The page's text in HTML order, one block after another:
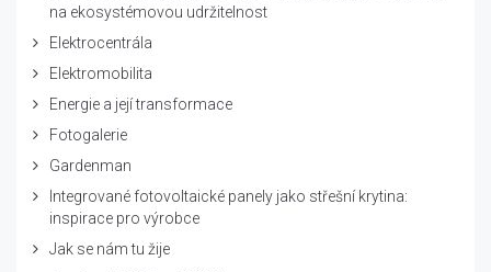
na ekosystémovou udržitelnost
Elektrocentrála
Elektromobilita
Energie a její transformace
Fotogalerie
Gardenman
Integrované fotovoltaické panely jako střešní krytina:
inspirace pro výrobce
Jak se nám tu žije